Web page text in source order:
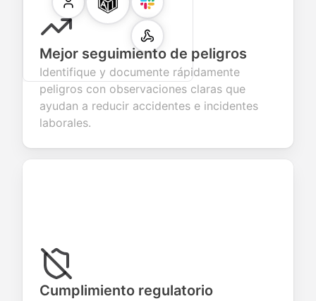
Mejor seguimiento de peligros
Identifique y documente rápidamente
peligros con observaciones claras que
ayudan a reducir accidentes e incidentes
laborales.
Cumplimiento regulatorio